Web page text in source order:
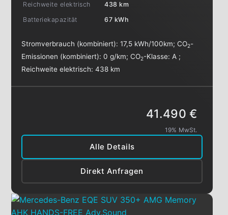
Reichweite elektrisch
438 km
Batteriekapazität
67 kWh
Stromverbrauch (kombiniert):17,5 kWh/100km;CO2-
Emissionen (kombiniert):0 g/km;CO2-Klasse:A ;
Reichweite elektrisch:438 km
Alle Details
Direkt Anfragen
41.490 €
19% MwSt.